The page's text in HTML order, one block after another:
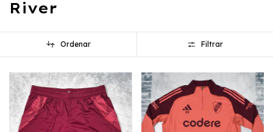
River
Ordenar Filtrar